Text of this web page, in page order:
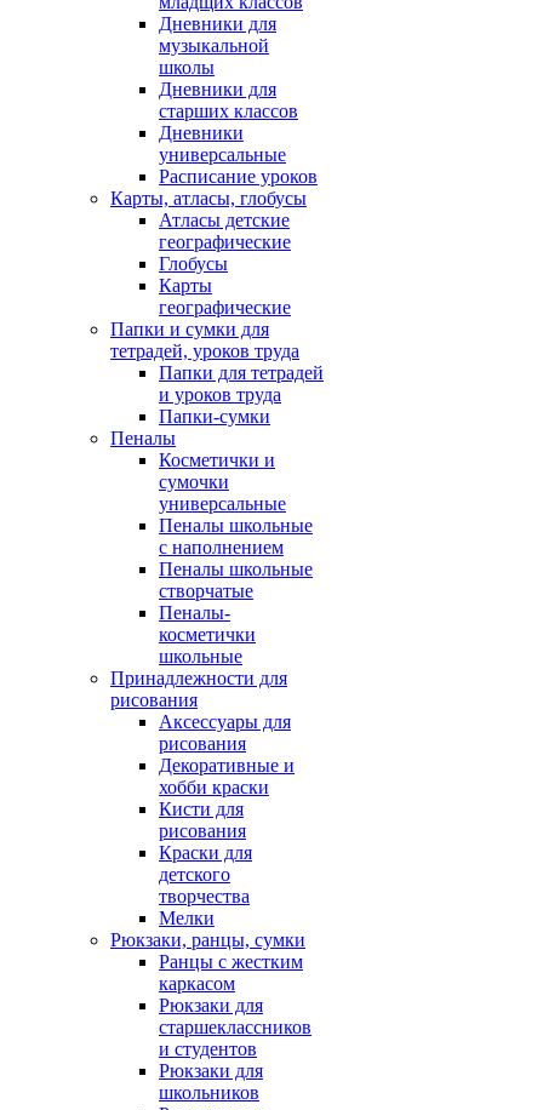
Дневники для
музыкальной
школы
Дневники для
старших классов
Дневники
универсальные
Расписание уроков
Карты, атласы, глобусы
Атласы детские
географические
Глобусы
Карты
географические
Папки и сумки для
тетрадей, уроков труда
Папки для тетрадей
и уроков труда
Папки-сумки
Пеналы
Косметички и
сумочки
универсальные
Пеналы школьные
с наполнением
Пеналы школьные
створчатые
Пеналы-
косметички
школьные
Принадлежности для
рисования
Аксессуары для
рисования
Декоративные и
хобби краски
Кисти для
рисования
Краски для
детского
творчества
Мелки
Рюкзаки, ранцы, сумки
Ранцы с жестким
каркасом
Рюкзаки для
старшеклассников
и студентов
Рюкзаки для
школьников